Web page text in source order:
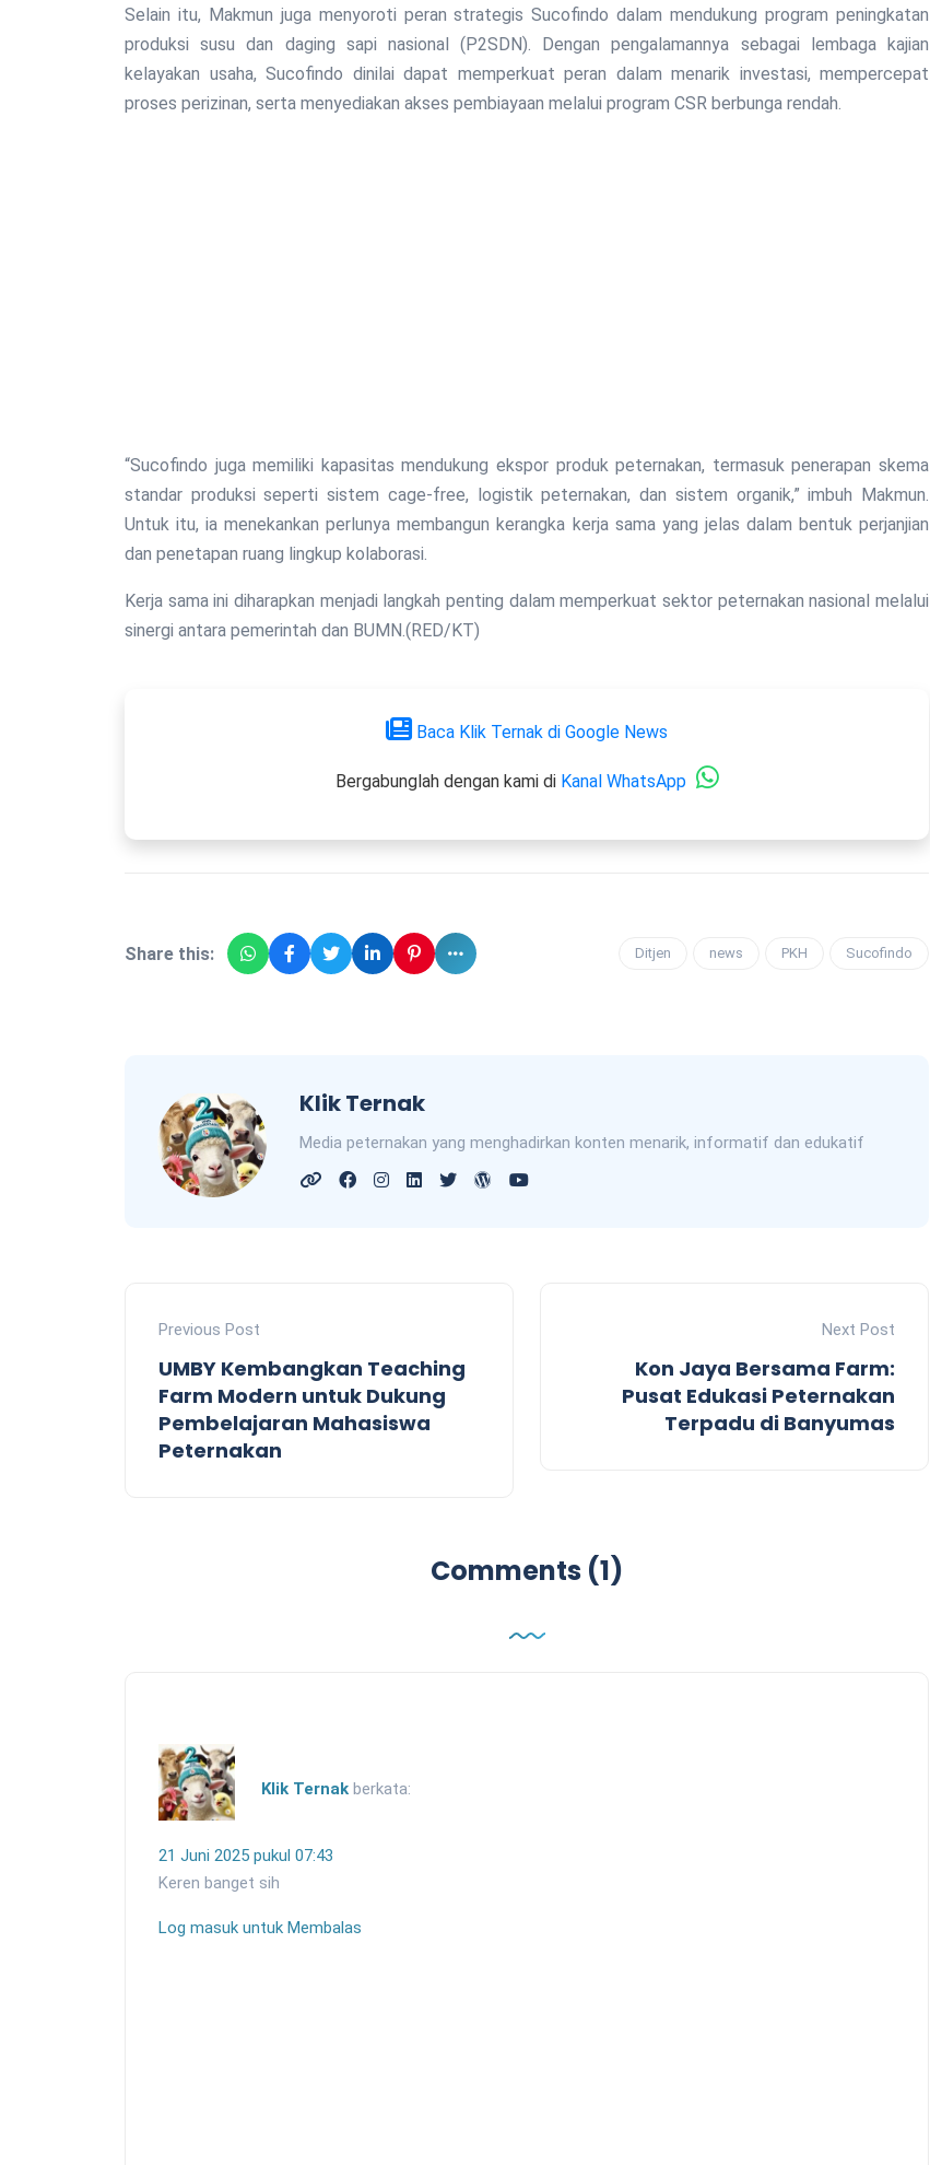
Selain itu, Makmun juga menyoroti peran strategis Sucofindo dalam mendukung program peningkatan
produksi susu dan daging sapi nasional (P2SDN). Dengan pengalamannya sebagai lembaga kajian
kelayakan usaha, Sucofindo dinilai dapat memperkuat peran dalam menarik investasi, mempercepat
proses perizinan, serta menyediakan akses pembiayaan melalui program CSR berbunga rendah.
“Sucofindo juga memiliki kapasitas mendukung ekspor produk peternakan, termasuk penerapan skema
standar produksi seperti sistem cage-free, logistik peternakan, dan sistem organik,” imbuh Makmun.
Untuk itu, ia menekankan perlunya membangun kerangka kerja sama yang jelas dalam bentuk perjanjian
dan penetapan ruang lingkup kolaborasi.
Kerja sama ini diharapkan menjadi langkah penting dalam memperkuat sektor peternakan nasional melalui
sinergi antara pemerintah dan BUMN.(RED/KT)
Baca Klik Ternak di Google News
Bergabunglah dengan kami di Kanal WhatsApp
Share this: Ditjen news PKH Sucofindo
Klik Ternak
Media peternakan yang menghadirkan konten menarik, informatif dan edukatif
Previous Post
UMBY Kembangkan Teaching
Farm Modern untuk Dukung
Pembelajaran Mahasiswa
Peternakan
Next Post
Kon Jaya Bersama Farm:
Pusat Edukasi Peternakan
Terpadu di Banyumas
Comments (1)
Klik Ternak berkata:
21 Juni 2025 pukul 07:43
Keren banget sih
Log masuk untuk Membalas